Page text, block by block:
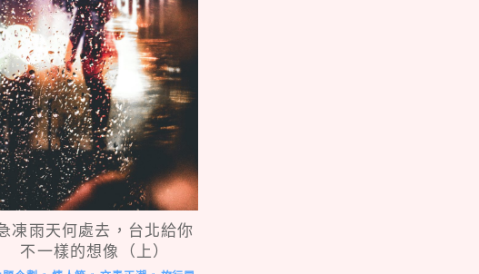
凍雨天何處去，台北給你
不一樣的想像（上）